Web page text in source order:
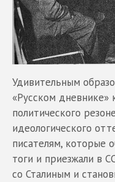
Удивительным
«Русском дневнике»
политического
идеологического
писателям, которые
тоги и приезжали в
со Сталиным и